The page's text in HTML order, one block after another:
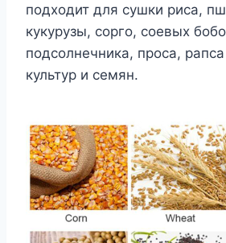
подходит для сушки риса,
кукурузы, сорго, соевых
подсолнечника, проса,
культур и семян.